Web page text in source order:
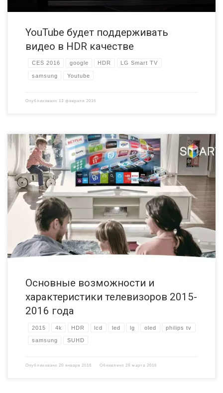
YouTube будет поддерживать
видео в HDR качестве
CES 2016 google HDR LG Smart TV
samsung Youtube
Опубликовано 13 февраля 2016
Понятие современного телевизионного уже давно не вписывается
в узкое определение устройств, которые можно использовать
исключительно с целью просмотра видео изображения вкупе со
звуком соответствующего качества. Сегодня это приборы высоких
технологий, в которых объединяются функции, присущие TV-тюнеру,
персональному компьютеру, а также центру мультимедийному.
Предназначением предлагаемой вам статьи является
рассмотрение самых актуальных […]
Основные возможности и
характеристики телевизоров 2015-
2016 года
2015 4k HDR lcd led lg oled philips tv
samsung SUHD
Опубликовано 20 января 2016 Обновлено 29 марта 2016